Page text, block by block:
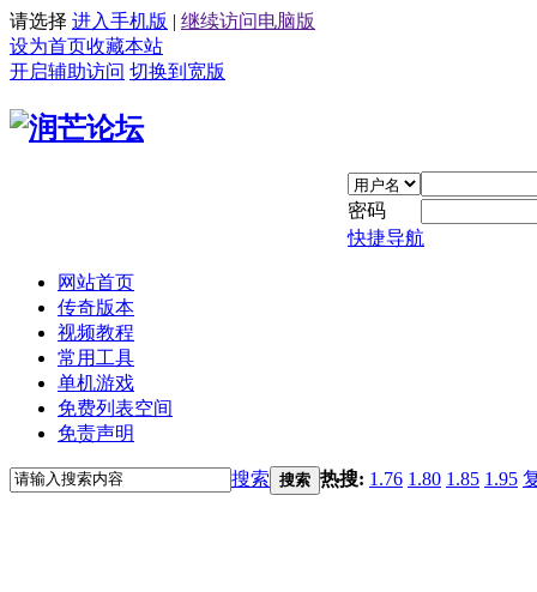
请选择 进入手机版 | 继续访问电脑版
设为首页收藏本站
开启辅助访问 切换到宽版
密码
快捷导航
网站首页
传奇版本
视频教程
常用工具
单机游戏
免费列表空间
免责声明
搜索 搜索 热搜: 1.76 1.80 1.85 1.95